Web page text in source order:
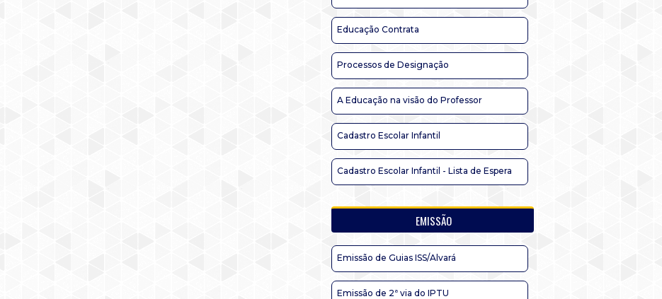
Educação Contrata
Processos de Designação
A Educação na visão do Professor
Cadastro Escolar Infantil
Cadastro Escolar Infantil - Lista de Espera
EMISSÃO
Emissão de Guias ISS/Alvará
Emissão de 2ª via do IPTU